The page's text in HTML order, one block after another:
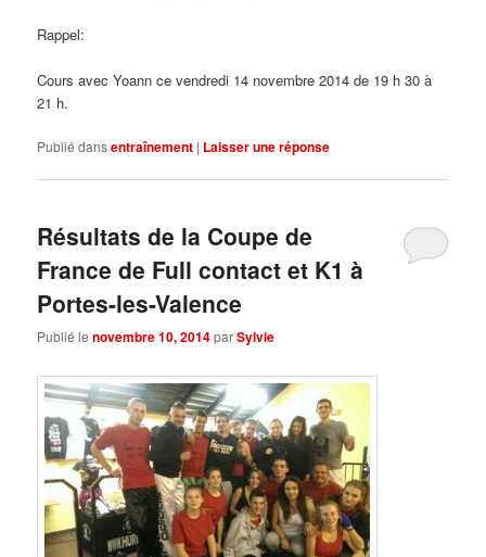
Rappel:
Cours avec Yoann ce vendredi 14 novembre 2014 de 19 h 30 à
21 h.
Publié dansentraînement | Laisser une réponse
Résultats de la Coupe de
France de Full contact et K1 à
Portes-les-Valence
Publié lenovembre 10, 2014parSylvie